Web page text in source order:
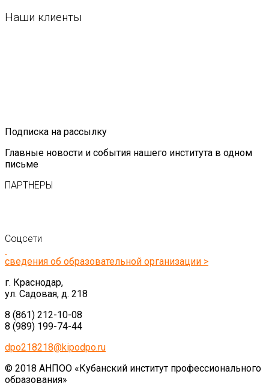
Наши клиенты
Подписка на рассылку
Главные новости и события нашего института в одном
письме
ПАРТНЕРЫ
Соцсети
сведения об образовательной организации >
г. Краснодар,
ул. Садовая, д. 218
8 (861) 212-10-08
8 (989) 199-74-44
dpo218218@kipodpo.ru
© 2018 АНПОО «Кубанский институт профессионального
образования»